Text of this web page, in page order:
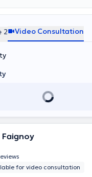
or consulting on many
2 Video Consultation
Faignoy
for video consultation